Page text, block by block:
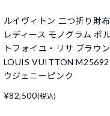
ルイヴィトン 二つ折り財布
レディース モノグラム ポ
トフォイユ・リサ ブラウン
LOUIS VUITTON M25692
ウジェニーピンク
¥82,500(税込)